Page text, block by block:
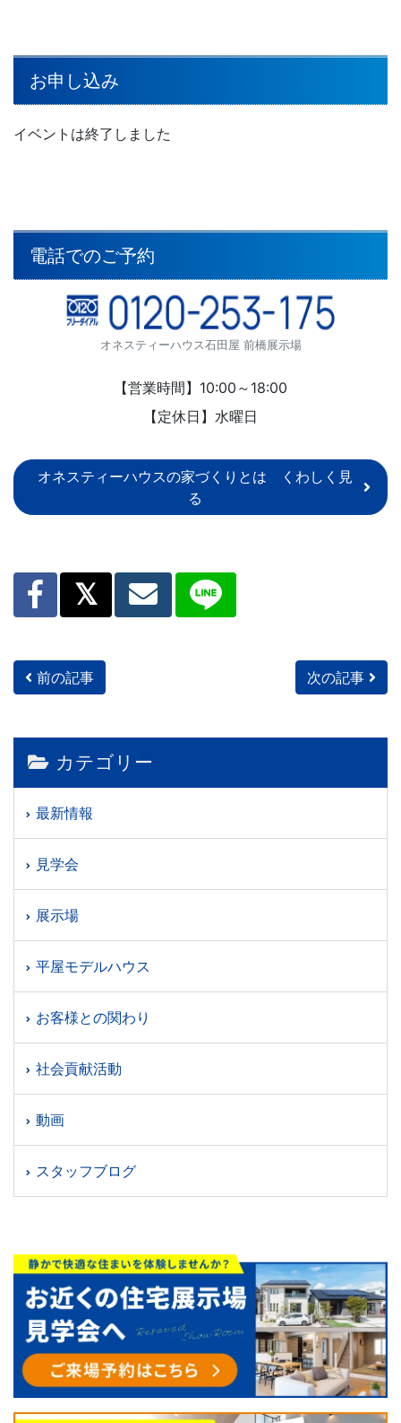
お申し込み
イベントは終了しました
電話でのご予約
オネスティーハウス石田屋 前橋展示場
【営業時間】10:00～18:00
【定休日】水曜日
オネスティーハウスの家づくりとは くわしく見
る
前の記事 次の記事
カテゴリー
最新情報
見学会
展示場
平屋モデルハウス
お客様との関わり
社会貢献活動
動画
スタッフブログ